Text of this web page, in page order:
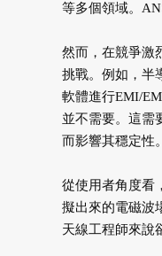
等多個領域。
然而，在競爭激
挑戰。例如，半
軟體進行EMI/
並不需要。這需
而影響其穩定性。
從使用者角度看
擬出來的電磁波
天線工程師來說